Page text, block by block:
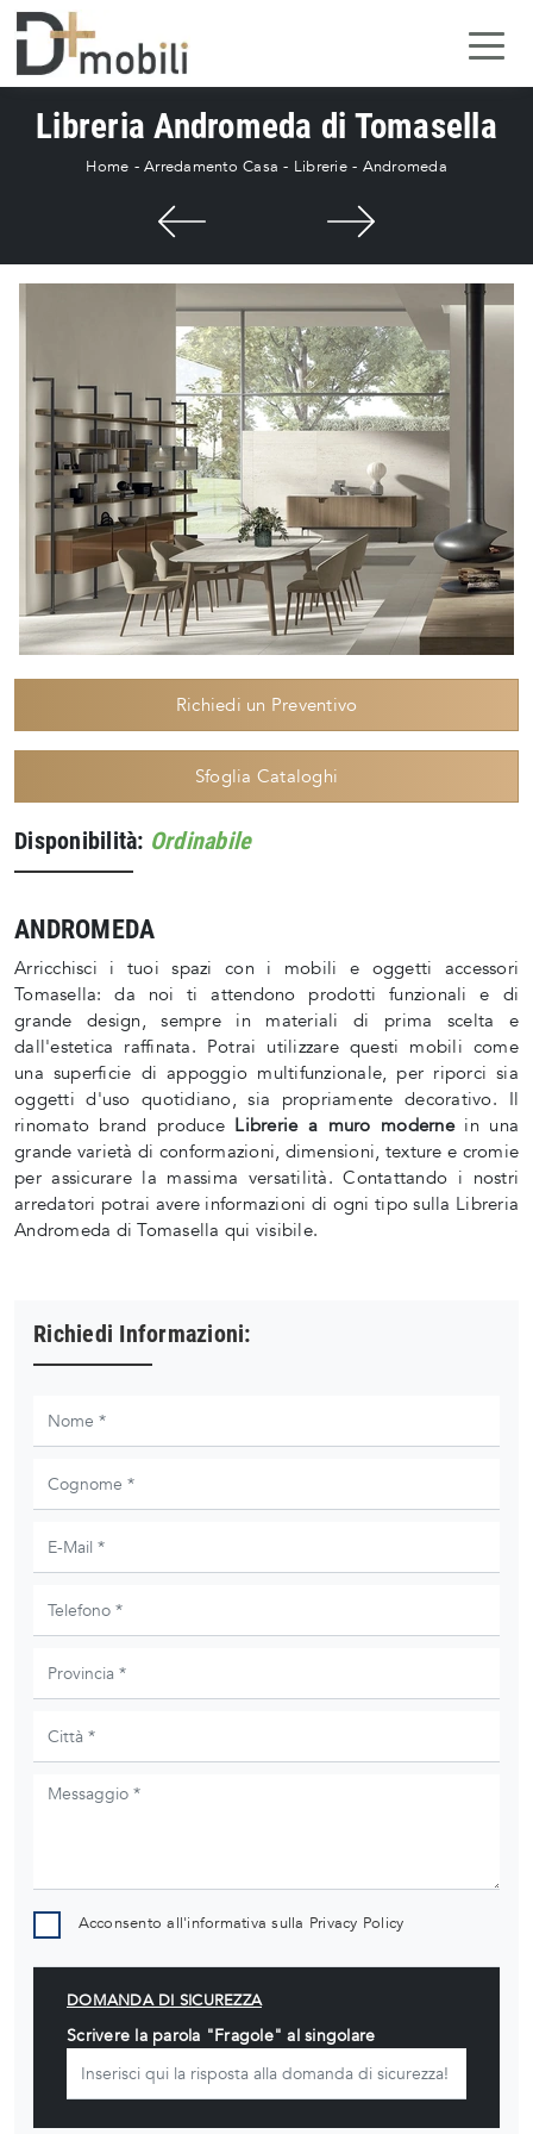
Libreria Andromeda di Tomasella
Home - Arredamento Casa - Librerie - Andromeda
Richiedi un Preventivo
Sfoglia Cataloghi
Disponibilità: Ordinabile
ANDROMEDA
Arricchisci i tuoi spazi con i mobili e oggetti accessori
Tomasella: da noi ti attendono prodotti funzionali e di
grande design, sempre in materiali di prima scelta e
dall'estetica raffinata. Potrai utilizzare questi mobili come
una superficie di appoggio multifunzionale, per riporci sia
oggetti d'uso quotidiano, sia propriamente decorativo. Il
rinomato brand produce Librerie a muro modernein una
grande varietà di conformazioni, dimensioni, texture e cromie
per assicurare la massima versatilità. Contattando i nostri
arredatori potrai avere informazioni di ogni tipo sulla Libreria
Andromeda di Tomasella qui visibile.
Richiedi Informazioni:
Acconsento all'informativa sulla Privacy Policy
DOMANDA DI SICUREZZA
Scrivere la parola "Fragole" al singolare